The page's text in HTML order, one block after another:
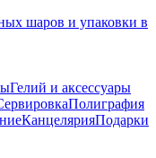
Гелий и аксессуары
Полиграфия
КанцелярияПодарки